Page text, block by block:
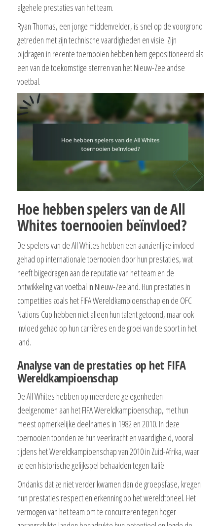
algehele prestaties van het team.
Ryan Thomas, een jonge middenvelder, is snel op de voorgrond
getreden met zijn technische vaardigheden en visie. Zijn
bijdragen in recente toernooien hebben hem gepositioneerd als
een van de toekomstige sterren van het Nieuw-Zeelandse
voetbal.
Hoe hebben spelers van de All
Whites toernooien beïnvloed?
De spelers van de All Whites hebben een aanzienlijke invloed
gehad op internationale toernooien door hun prestaties, wat
heeft bijgedragen aan de reputatie van het team en de
ontwikkeling van voetbal in Nieuw-Zeeland. Hun prestaties in
competities zoals het FIFA Wereldkampioenschap en de OFC
Nations Cup hebben niet alleen hun talent getoond, maar ook
invloed gehad op hun carrières en de groei van de sport in het
land.
Analyse van de prestaties op het FIFA
Wereldkampioenschap
De All Whites hebben op meerdere gelegenheden
deelgenomen aan het FIFA Wereldkampioenschap, met hun
meest opmerkelijke deelnames in 1982 en 2010. In deze
toernooien toonden ze hun veerkracht en vaardigheid, vooral
tijdens het Wereldkampioenschap van 2010 in Zuid-Afrika, waar
ze een historische gelijkspel behaalden tegen Italië.
Ondanks dat ze niet verder kwamen dan de groepsfase, kregen
hun prestaties respect en erkenning op het wereldtoneel. Het
vermogen van het team om te concurreren tegen hoger